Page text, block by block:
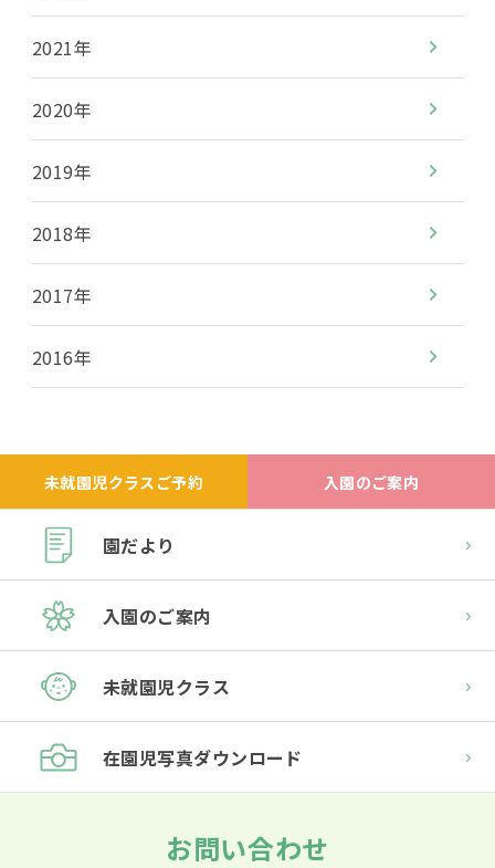
2021年
2020年
2019年
2018年
2017年
2016年
未就園児クラスご予約 入園のご案内
園だより
入園のご案内
未就園児クラス
在園児写真ダウンロード
お問い合わせ